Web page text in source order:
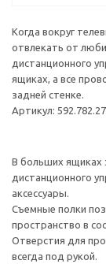
Когда вокруг
отвлекать от
дистанционного
ящиках, а все
задней стенке.
Артикул: 592.782.27
В больших ящиках
дистанционного
аксессуары.
Съемные полки
пространство в
Отверстия для
всегда под рукой.